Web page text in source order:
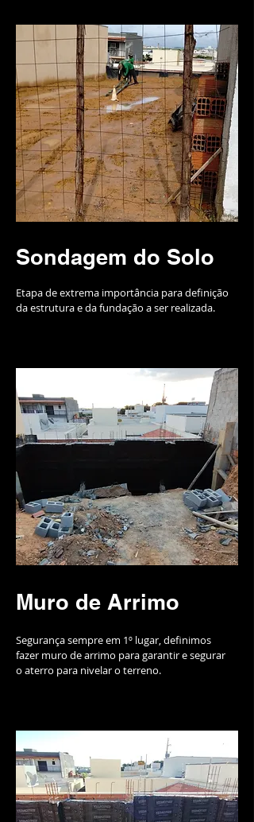
Sondagem do Solo
Etapa de extrema importância para definição
da estrutura e da fundação a ser realizada.
Muro de Arrimo
Segurança sempre em 1º lugar, definimos
fazer muro de arrimo para garantir e segurar
o aterro para nivelar o terreno.